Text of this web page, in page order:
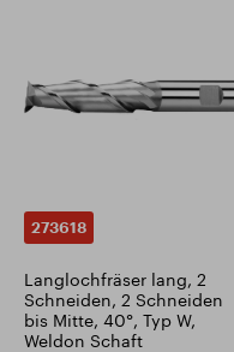
273618
Langlochfräser lang, 2
Schneiden, 2 Schneiden
bis Mitte, 40°, Typ W,
Weldon Schaft